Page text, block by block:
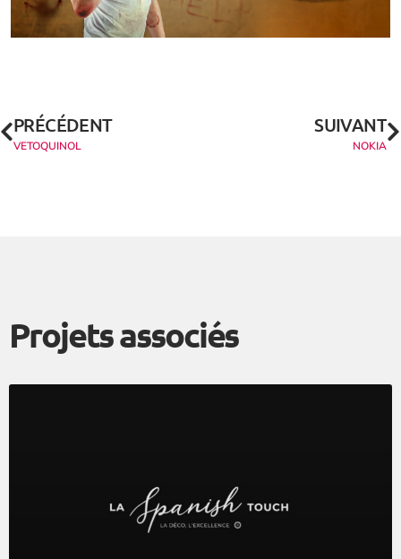
PRÉCÉDENT
VETOQUINOL
SUIVANT
NOKIA
Projets associés